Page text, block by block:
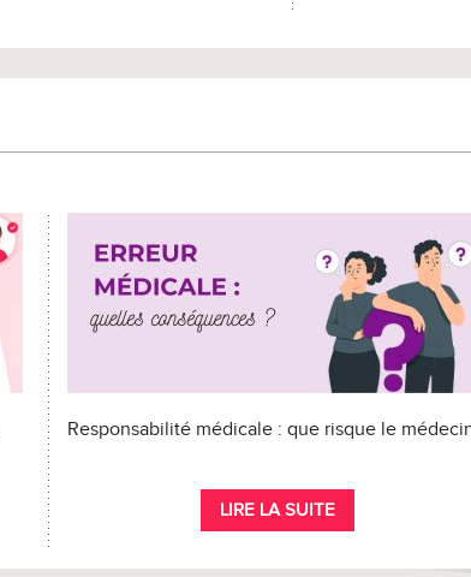
Responsabilité médicale : que risque le
LIRE LA SUITE